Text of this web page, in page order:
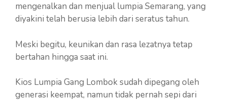
mengenalkan dan menjual lumpia Semarang, yang
diyakini telah berusia lebih dari seratus tahun.
Meski begitu, keunikan dan rasa lezatnya tetap
bertahan hingga saat ini.
Kios Lumpia Gang Lombok sudah dipegang oleh
generasi keempat, namun tidak pernah sepi dari